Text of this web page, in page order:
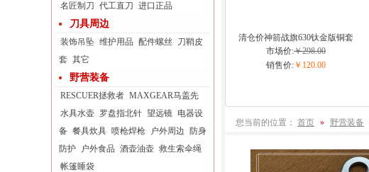
名匠制刀 代工直刀 进口正品
刀具周边
装饰吊坠 维护用品 配件螺丝
刀鞘皮
套 其它
野营装备
RESCUER拯救者 MAXGEAR马盖先
水具水壶 罗盘指北针 望远镜 电器设
备 餐具炊具 喷枪焊枪 户外周边
防身
防护
户外食品 酒壶油壶 救生索伞绳
帐篷睡袋
清仓价神箭战旗630钛金版铜套
弓眼反曲球卡六股弹弓
市场价:￥298.00
销售价: ￥120.00
您当前的位置： 首页 » 野营装备